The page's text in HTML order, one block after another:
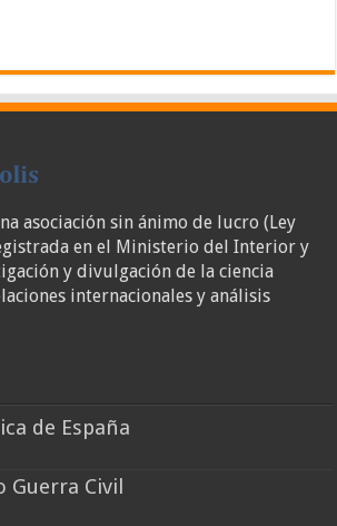
asociación sin ánimo de lucro (Ley
en el Ministerio del Interior y
y divulgación de la ciencia
internacionales y análisis
de España
Guerra Civil